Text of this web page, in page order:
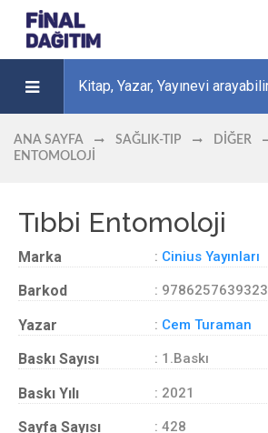
ANA SAYFA SAĞLIK-TIP DIĞER
ENTOMOLOJI
Tıbbi Entomoloji
Marka : Cinius Yayınları
Barkod : 9786257639323
Yazar : Cem Turaman
Baskı Sayısı : 1.Baskı
Baskı Yılı : 2021
Sayfa Sayısı : 428